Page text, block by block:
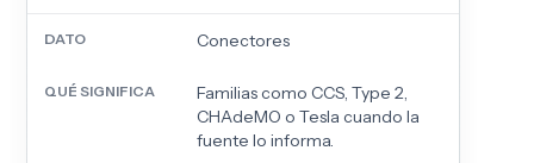
Conectores
Familias como CCS, Type 2,
CHAdeMO o Tesla cuando la
fuente lo informa.